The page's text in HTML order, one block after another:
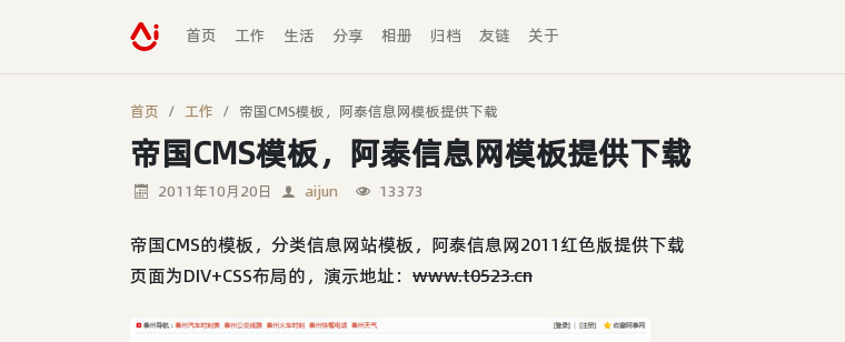
首页 工作 生活 分享 相册 归档 友链 关于
首页 工作 帝国CMS模板，阿泰信息网模板提供下载
帝国CMS模板，阿泰信息网模板提供下载
2011年10月20日 aijun 13373
帝国CMS的模板，分类信息网站模板，阿泰信息网2011红色版提供下载
页面为DIV+CSS布局的，演示地址： www.t0523.cn